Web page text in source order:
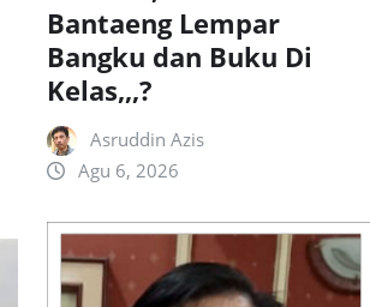
Bantaeng Lempar
Bangku dan Buku Di
Kelas,,,?
Asruddin Azis
Agu 6, 2026